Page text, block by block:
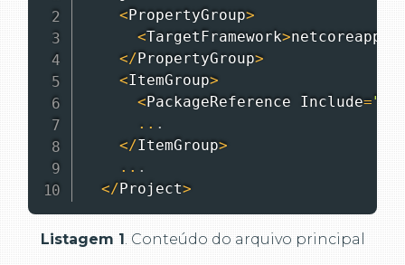
<PropertyGroup>
<TargetFramework>netcoreapp2
</PropertyGroup>
<ItemGroup>
<PackageReference Include=
.. .
</ItemGroup>
.. .
</Project>
Listagem 1 . Conteúdo do arquivo principal